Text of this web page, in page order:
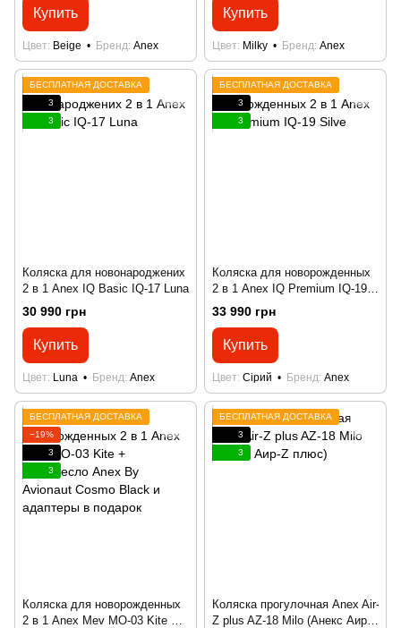
Купить
Цвет Beige Бренд Anex
Купить
Цвет Milky Бренд Anex
БЕСПЛАТНАЯ ДОСТАВКА
3
3
Коляска для новонароджених
2 в 1 Anex IQ Basic IQ-17 Luna
30 990 грн
Купить
Цвет Luna Бренд Anex
БЕСПЛАТНАЯ ДОСТАВКА
3
3
Коляска для новорожденных
2 в 1 Anex IQ Premium IQ-19
Silve
33 990 грн
Купить
Цвет Сірий Бренд Anex
БЕСПЛАТНАЯ ДОСТАВКА
−19%
3
3
Коляска для новорожденных
2 в 1 Anex Mev МО-03 Kite +
БЕСПЛАТНАЯ ДОСТАВКА
3
3
Коляска прогулочная Anex Air-
Z plus AZ-18 Milo (Анекс Аир-Z